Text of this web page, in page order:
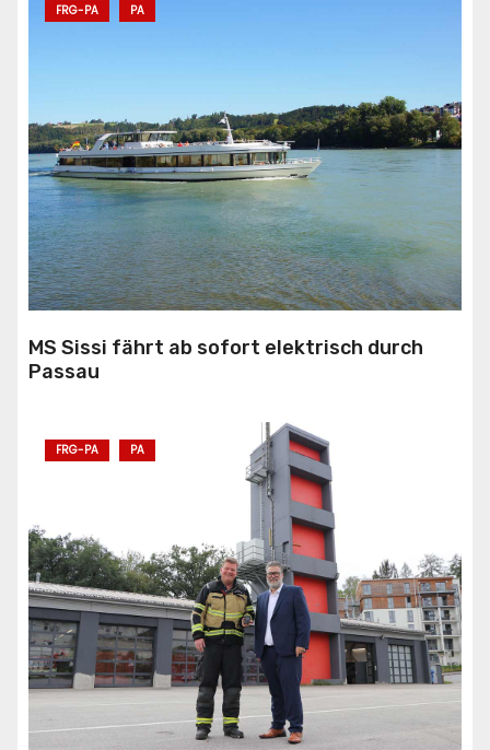
FRG-PA PA
MS Sissi fährt ab sofort elektrisch durch
Passau
FRG-PA PA